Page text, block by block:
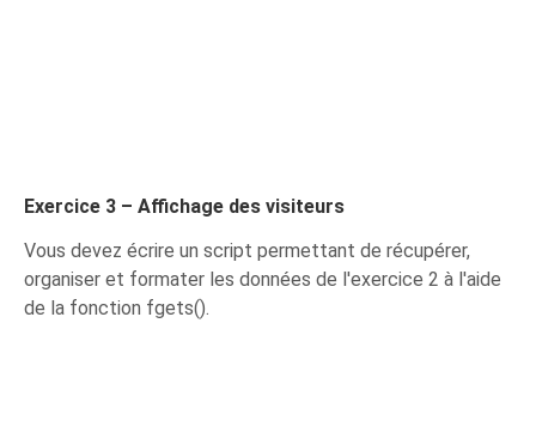
Exercice 3 – Affichage des visiteurs
Vous devez écrire un script permettant de récupérer,
organiser et formater les données de l'exercice 2 à l'aide
de la fonction fgets().